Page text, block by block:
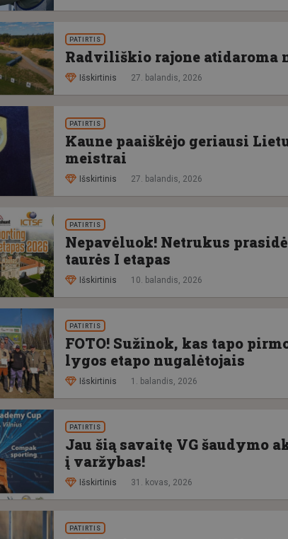
PATIRTIS
Radviliškio rajone atidaroma
Išskirtinis 27. balandis, 2026
PATIRTIS
Kaune paaiškėjo geriausi
meistrai
Išskirtinis 27. balandis, 2026
PATIRTIS
Nepavėluok! Netrukus
taurės I etapas
Išskirtinis 10. balandis, 2026
PATIRTIS
FOTO! Sužinok, kas tapo
lygos etapo nugalėtojais
Išskirtinis 1. balandis, 2026
PATIRTIS
Jau šią savaitę VG šaudymo
į varžybas!
Išskirtinis 31. kovas, 2026
PATIRTIS